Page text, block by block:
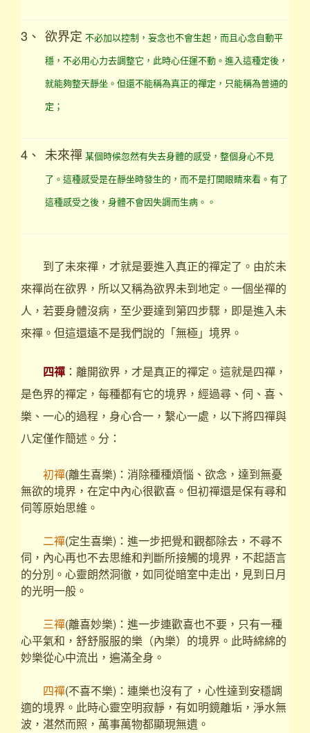
3、 欲界定 不必加以控制，妄念也不會生起，而且心念自動平
穩，不必用心力去調整它，此時心任運不動。進入這種定後，
就能夠整天靜坐。但還不能稱為真正的禪定，只能稱為普通的
定；
4、 未來禪 某個時候忽然有失去身體的感受，整個身心不見
了。這種感受是在靜坐時發生的，而不是打開眼睛來看。有了
這種感受之後，身體不會因失調而生病。。
到了未來禪，才就是要進入真正的禪定了。由於未
來禪尚在欲界，所以又稱為欲界未到地定。一個坐禪的
人，若要身體沒病，至少要達到第四步驟，即是進入未
來禪。但這還遠不是我們說的「無極」境界。
四禪 ：離開欲界，才是真正的禪定。這就是四禪，
是色界的禪定，每種都有它的境界，經過尋、伺、喜、
樂、一心的過程，身心合一，繫心一處，以下將四禪與
八定僅作簡述。分：
初禪(離生喜樂)：消除種種煩惱、欲念，達到無憂
無欲的境界，在定中內心很歡喜。但初禪還是保有尋和
伺等原始思維。
二禪(定生喜樂)：進一步把覺和觀都除去，不尋不
伺，內心再也不去思維和判斷所接觸的境界，不起語言
的分別。心靈朗然洞徹，如同從暗室中走出，見到日月
的光明一般。
三禪(離喜妙樂)：進一步連歡喜也不要，只有一種
心平氣和，舒舒服服的樂（內樂）的境界。此時綿綿的
妙樂從心中流出，遍滿全身。
四禪(不喜不樂)：連樂也沒有了，心性達到安穩調
適的境界。此時心靈空明寂靜，有如明鏡離垢，淨水無
波，湛然而照，萬事萬物都顯現無遺。